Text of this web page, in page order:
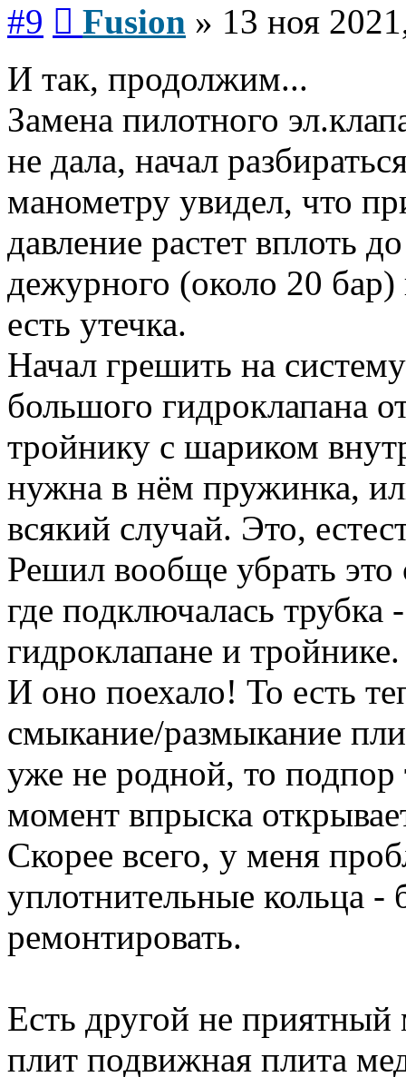
#9 Fusion » 13 ноя
И так, продолжим...
Замена пилотного
не дала, начал
манометру увидел, что
давление растет вплоть
дежурного (около 20 бар)
есть утечка.
Начал грешить на
большого гидроклапана
тройнику с шариком
нужна в нём пружинка,
всякий случай. Это,
Решил вообще убрать это
где подключалась
гидроклапане и тройнике.
И оно поехало! То есть
смыкание/размыкание
уже не родной, то
момент впрыска
Скорее всего, у меня
уплотнительные кольца -
ремонтировать.
Есть другой не
плит подвижная плита